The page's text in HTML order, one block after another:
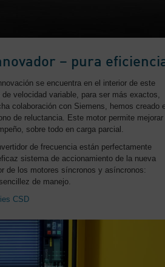
– pura
se encuentra en el interior de este
velocidad variable, para ser más exactos,
colaboración con Siemens, hemos creado
de reluctancia. Este motor permite mejorar
sobre todo en carga parcial.
de frecuencia están perfectamente
sistema de accionamiento de la nueva
de los motores síncronos y asíncronos:
de manejo.
CSD